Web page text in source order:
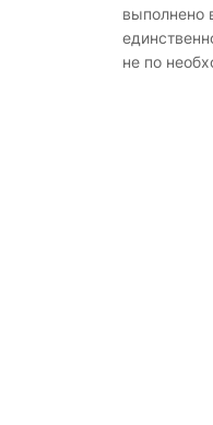
выполнено
не по